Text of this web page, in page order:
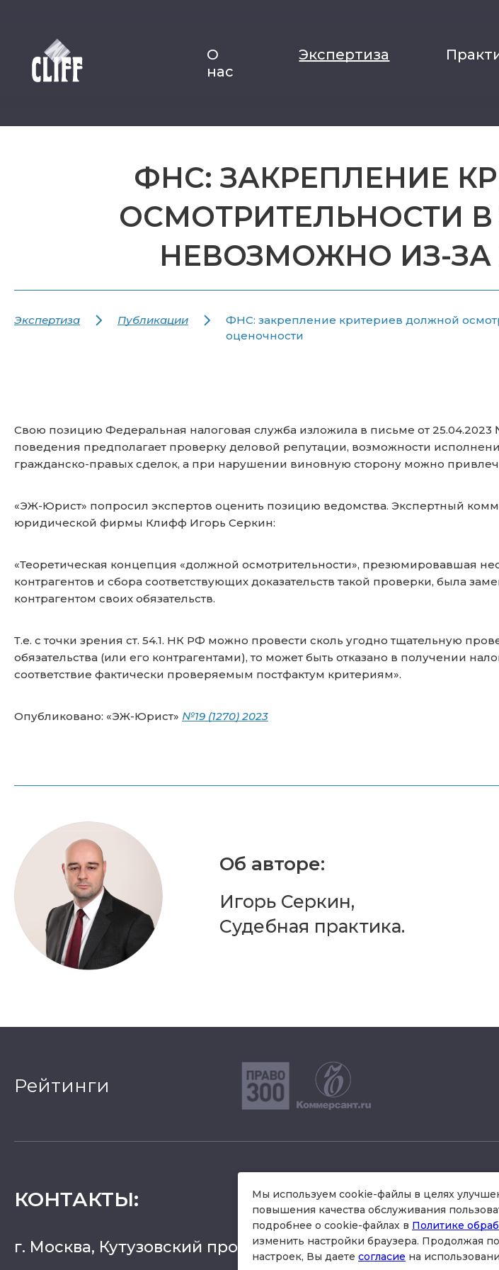
О
нас
Экспертиза
ФНС: ЗАКРЕПЛЕНИЕ
ОСМОТРИТЕЛЬНОСТИ
НЕВОЗМОЖНО ИЗ-
Экспертиза Публикации
ФНС: закрепление критериев должной
оценочности
Свою позицию Федеральная налоговая служба изложила в письме от
поведения предполагает проверку деловой репутации, возможности
гражданско-правых сделок, а при нарушении виновную сторону можно
«ЭЖ-Юрист» попросил экспертов оценить позицию ведомства. Экспертный
юридической фирмы Клифф Игорь Серкин:
«Теоретическая концепция «должной осмотрительности», презюмировавшая
контрагентов и сбора соответствующих доказательств такой проверки, была
контрагентом своих обязательств.
Т.е. с точки зрения ст. 54.1. НК РФ можно провести сколь угодно тщательную
обязательства (или его контрагентами), то может быть отказано в получении
соответствие фактически проверяемым постфактум критериям».
Опубликовано: «ЭЖ-Юрист» №19 (1270) 2023
Об авторе:
Игорь Серкин,
Судебная практика.
Рейтинги
КОНТАКТЫ: +7 495
г. Москва, Кутузовский проспект 36, стр.3 , офис 301
Мы используем cookie-файлы в целях
повышения качества обслуживания
подробнее о cookie-файлах в Политике
изменить настройки браузера. Продолжая
настроек, Вы даете согласие на